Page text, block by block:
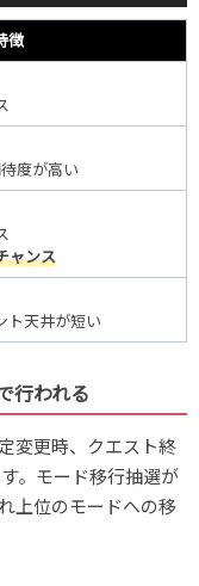
徴
度が高い
ャンス
ト天井が短い
行われる
変更時、クエスト終
。モード移行抽選が
上位のモードへの移